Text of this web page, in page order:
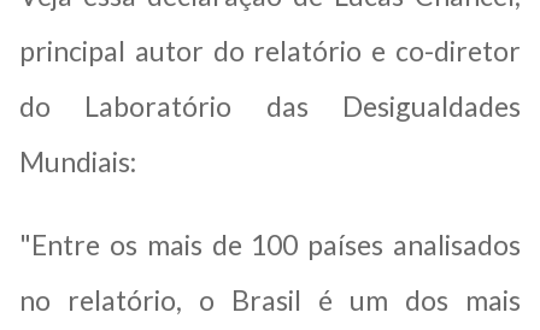
principal autor do relatório e co-diretor
do Laboratório das Desigualdades
Mundiais:
"Entre os mais de 100 países analisados
no relatório, o Brasil é um dos mais